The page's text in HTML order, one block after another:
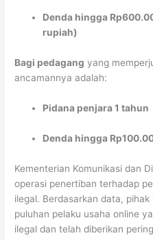
Denda hingga
rupiah)
Bagi pedagang yang
ancamannya adalah:
Pidana penjara 1 tahun
Denda hingga
Kementerian Komunikasi dan
operasi penertiban terhadap
ilegal. Berdasarkan data,
puluhan pelaku usaha online
ilegal dan telah diberikan